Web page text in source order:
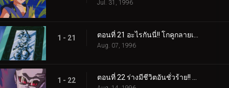
Jul. 31, 1996
1 - 21
Aug. 07, 1996
1 - 22 ตอนที่ 22 ร่างมีชีวิตอันชั่วร้าย!! เบบี้ และความทะเยอทะยานสู่ความพินาศ